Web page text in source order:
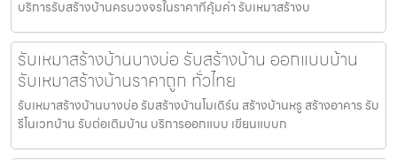
บริการรับสร้างบ้านครบวงจรในราคาที่คุ้มค่า รับเหมาสร้างบ
รับเหมาสร้างบ้านบางบ่อ รับสร้างบ้าน ออกแบบบ้าน
รับเหมาสร้างบ้านราคาถูก ทั่วไทย
รับเหมาสร้างบ้านบางบ่อ รับสร้างบ้านโมเดิร์น สร้างบ้านหรู สร้างอาคาร รับ
รีโนเวทบ้าน รับต่อเติมบ้าน บริการออกแบบ เขียนแบบก